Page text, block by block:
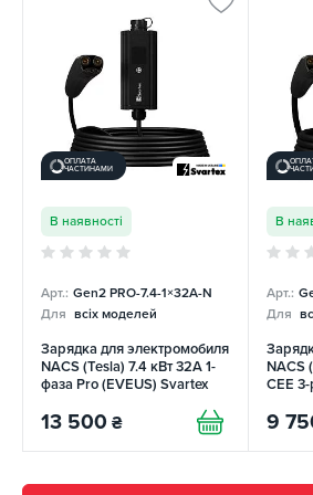
ОПЛАТА
ЧАСТИНАМИ
В наявності
Арт.: Gen2 PRO-7.4-1×32А-N
Для всіх моделей
Зарядка для электромобиля
NACS (Tesla) 7.4 кВт 32А 1-
фаза Pro (EVEUS) Svartex
13 500 ₴
В
Арт.:
Для
NACS
CEE
9